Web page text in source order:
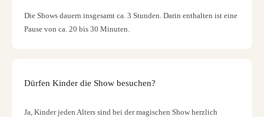
Die Shows dauern insgesamt ca. 3 Stunden. Darin enthalten ist eine
Pause von ca. 20 bis 30 Minuten.
Dürfen Kinder die Show besuchen?
Ja, Kinder jeden Alters sind bei der magischen Show herzlich